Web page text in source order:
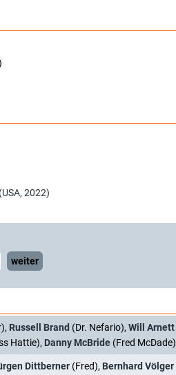
(USA, 2022)
weiter
Russell Brand (Dr. Nefario), Will Arnett
Hattie), Danny McBride (Fred McDade)
Dittberner (Fred), Bernhard Völger